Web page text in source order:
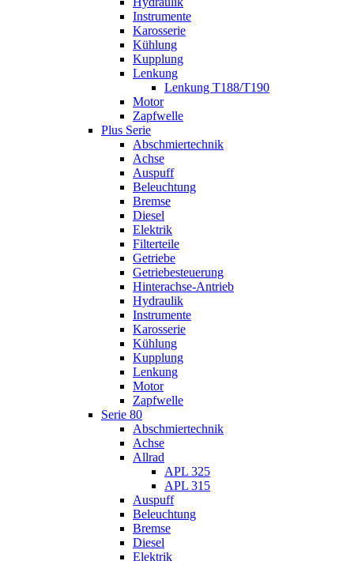
Instrumente
Karosserie
Kühlung
Kupplung
Lenkung
Lenkung T188/T190
Motor
Zapfwelle
Plus Serie
Abschmiertechnik
Achse
Auspuff
Beleuchtung
Bremse
Diesel
Elektrik
Filterteile
Getriebe
Getriebesteuerung
Hinterachse-Antrieb
Hydraulik
Instrumente
Karosserie
Kühlung
Kupplung
Lenkung
Motor
Zapfwelle
Serie 80
Abschmiertechnik
Achse
Allrad
APL 325
APL 315
Auspuff
Beleuchtung
Bremse
Diesel
Elektrik